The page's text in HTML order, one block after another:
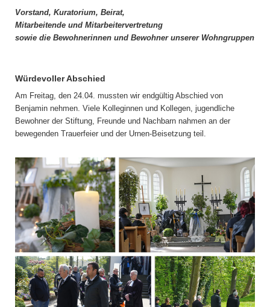
Vorstand, Kuratorium, Beirat,
Mitarbeitende und Mitarbeitervertretung
sowie die Bewohnerinnen und Bewohner unserer Wohngruppen
Würdevoller Abschied
Am Freitag, den 24.04. mussten wir endgültig Abschied von
Benjamin nehmen. Viele Kolleginnen und Kollegen, jugendliche
Bewohner der Stiftung, Freunde und Nachbarn nahmen an der
bewegenden Trauerfeier und der Urnen-Beisetzung teil.